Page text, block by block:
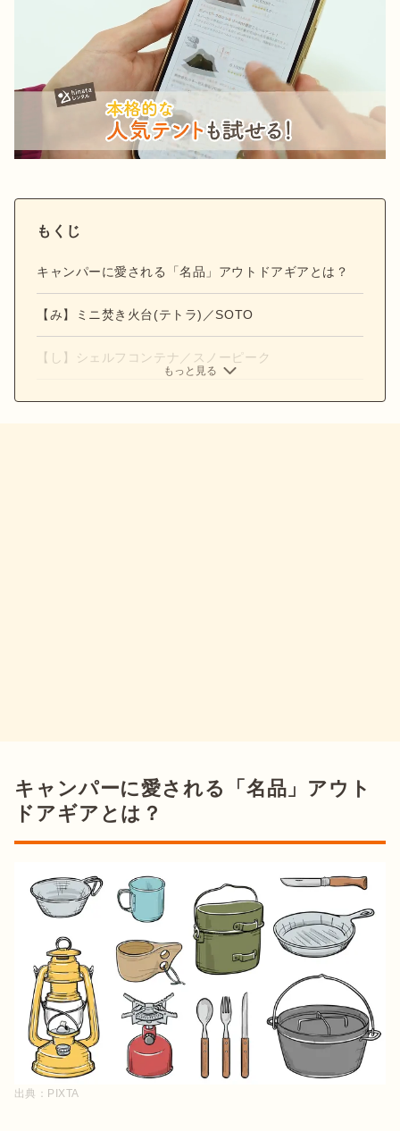
もくじ
キャンパーに愛される「名品」アウトドアギアとは？
【み】ミニ焚き火台(テトラ)／SOTO
【し】シェルフコンテナ／スノーピーク
もっと見る
キャンパーに愛される「名品」アウト
ドアギアとは？
出典： PIXTA